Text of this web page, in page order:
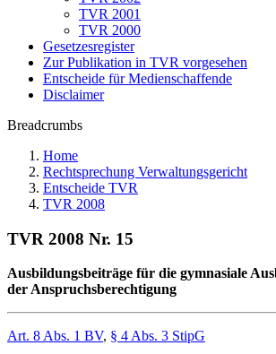
TVR 2001
TVR 2000
Gesetzesregister
Zur Publikation in TVR vorgesehen
Entscheide für Medienschaffende
Disclaimer
Breadcrumbs
Home
Rechtsprechung Verwaltungsgericht
Entscheide TVR
TVR 2008
TVR 2008 Nr. 15
Ausbildungsbeiträge für die gymnasiale
der Anspruchsberechtigung
Art. 8 Abs. 1 BV, § 4 Abs. 3 StipG